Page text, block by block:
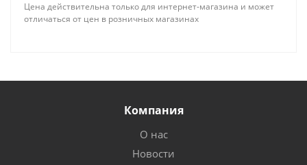
Цена действительна только для интернет-магазина и может
отличаться от цен в розничных магазинах
Компания
О нас
Новости